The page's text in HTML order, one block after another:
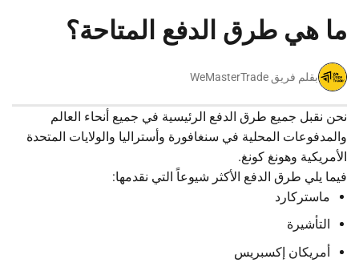
ما هي طرق الدفع المتاحة؟
بقلم فريق WeMasterTrade
نحن نقبل جميع طرق الدفع الرئيسية في جميع أنحاء العالم
والمدفوعات المحلية في سنغافورة وأستراليا والولايات المتحدة
الأمريكية وهونغ كونغ.
فيما يلي طرق الدفع الأكثر شيوعاً التي نقدمها:
ماستركارد
التأشيرة
أمريكان إكسبريس